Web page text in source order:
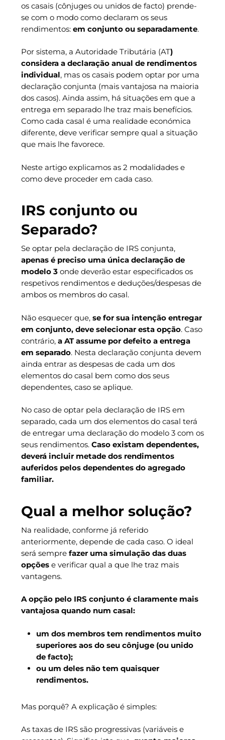
os casais (cônjuges ou unidos de facto) prende-
se com o modo como declaram os seus
rendimentos: em conjunto ou separadamente.
Por sistema, a Autoridade Tributária (AT)
considera a declaração anual de rendimentos
individual, mas os casais podem optar por uma
declaração conjunta (mais vantajosa na maioria
dos casos). Ainda assim, há situações em que a
entrega em separado lhe traz mais benefícios.
Como cada casal é uma realidade económica
diferente, deve verificar sempre qual a situação
que mais lhe favorece.
Neste artigo explicamos as 2 modalidades e
como deve proceder em cada caso.
IRS conjunto ou
Separado?
Se optar pela declaração de IRS conjunta,
apenas é preciso uma única declaração de
modelo 3onde deverão estar especificados os
respetivos rendimentos e deduções/despesas de
ambos os membros do casal.
Não esquecer que, se for sua intenção entregar
em conjunto, deve selecionar esta opção. Caso
contrário, a AT assume por defeito a entrega
em separado. Nesta declaração conjunta devem
ainda entrar as despesas de cada um dos
elementos do casal bem como dos seus
dependentes, caso se aplique.
No caso de optar pela declaração de IRS em
separado, cada um dos elementos do casal terá
de entregar uma declaração do modelo 3 com os
seus rendimentos. Caso existam dependentes,
deverá incluir metade dos rendimentos
auferidos pelos dependentes do agregado
familiar.
Qual a melhor solução?
Na realidade, conforme já referido
anteriormente, depende de cada caso. O ideal
será sempre fazer uma simulação das duas
opçõese verificar qual a que lhe traz mais
vantagens.
A opção pelo IRS conjunto é claramente mais
vantajosa quando num casal:
um dos membros tem rendimentos muito
superiores aos do seu cônjuge (ou unido
de facto);
ou um deles não tem quaisquer
rendimentos.
Mas porquê? A explicação é simples:
As taxas de IRS são progressivas (variáveis e